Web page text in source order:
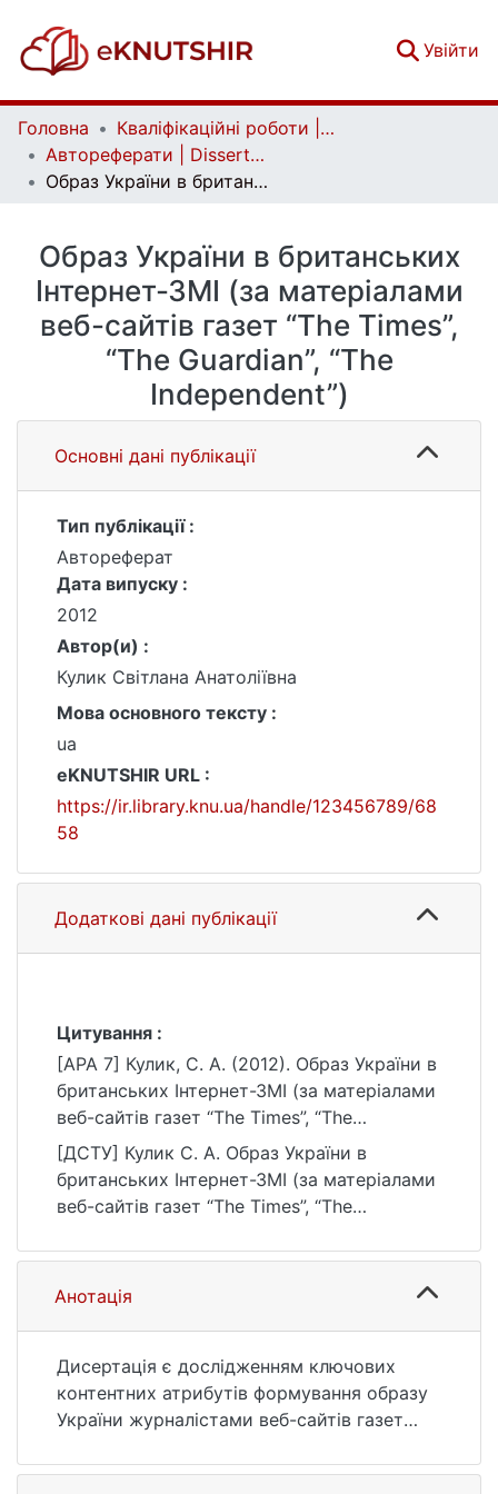
Увійти
Головна
Кваліфікаційні роботи | Qualifying works
Автореферати | Dissertation abstract
Образ України в британських Інтернет-ЗМІ (за матеріалами веб-сайтів газет “The Times”, “The Guardian”, “The Independent”)
Образ України в британських
Інтернет-ЗМІ (за матеріалами
веб-сайтів газет “The Times”,
“The Guardian”, “The
Independent”)
Основні дані публікації
Тип публікації :
Автореферат
Дата випуску :
2012
Автор(и) :
Кулик Світлана Анатоліївна
Мова основного тексту :
ua
eKNUTSHIR URL :
https://ir.library.knu.ua/handle/123456789/68
58
Додаткові дані публікації
Цитування :
[APA 7] Кулик, С. А. (2012). Образ України в
британських Інтернет-ЗМІ (за матеріалами
веб-сайтів газет “The Times”, “The
Guardian”, “The Independent”) [Автореф.
дис. к. соц. ком., Київський національний
університет імені Тараса Шевченка].
https://ir.library.knu.ua/handle/123456789/68
[ДСТУ] Кулик С. А. Образ України в
британських Інтернет-ЗМІ (за матеріалами
веб-сайтів газет “The Times”, “The
дис. … к. соц. ком. : 06 Журналістика. Київ,
2012. 18 с. URL:
https://ir.library.knu.ua/handle/123456789/68
Анотація
Дисертація є дослідженням ключових
контентних атрибутів формування образу
України журналістами веб-сайтів газет
Independent” (у період з вересня 2004 до